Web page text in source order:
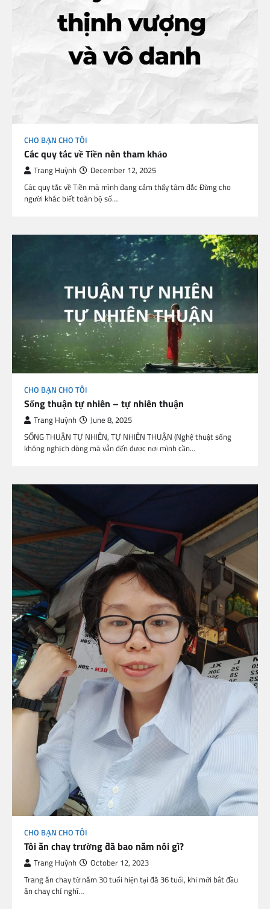
CHO BẠN CHO TÔI
Các quy tắc về Tiền nên tham khảo
Trang Huỳnh December 12, 2025
Các quy tắc về Tiền mà mình đang cảm thấy tâm đắc Đừng cho
người khác biết toàn bộ số…
CHO BẠN CHO TÔI
Sống thuận tự nhiên – tự nhiên thuận
Trang Huỳnh June 8, 2025
SỐNG THUẬN TỰ NHIÊN, TỰ NHIÊN THUẬN (Nghệ thuật sống
không nghịch dòng mà vẫn đến được nơi mình cần…
CHO BẠN CHO TÔI
Tôi ăn chay trường đã bao năm nói gì?
Trang Huỳnh October 12, 2023
Trang ăn chay từ năm 30 tuổi hiện tại đã 36 tuổi, khi mới bắt đầu
ăn chay chỉ nghĩ…